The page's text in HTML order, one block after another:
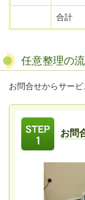
合計
任意整理の
お問合せからサー
お問